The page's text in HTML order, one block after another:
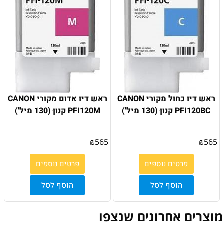
ראש דיו כחול מקורי CANON
PFI120BC קנון ׁ(130 מיל')
₪565
פרטים נוספים
הוסף לסל
ראש דיו אדום מקורי CANON
PFI120M קנון ׁ(130 מיל')
₪565
פרטים נוספים
הוסף לסל
מוצרים אחרונים שנצפו